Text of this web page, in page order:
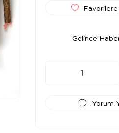
Favorilere
Gelince
Yorum